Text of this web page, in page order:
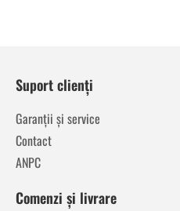
Suport clienți
Garanții și service
Contact
ANPC
Comenzi și livrare